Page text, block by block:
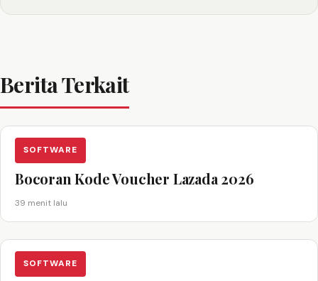
Berita Terkait
SOFTWARE
Bocoran Kode Voucher Lazada 2026
39 menit lalu
SOFTWARE